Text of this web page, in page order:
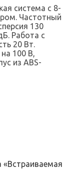
система c 8-
Частотный
130
Работа с
20 Вт.
100 В,
из ABS-
«Встраиваемая